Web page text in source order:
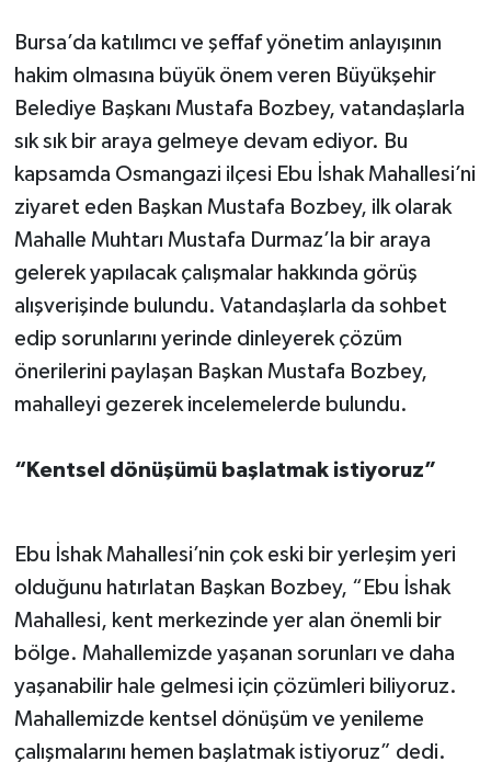
Bursa’da katılımcı ve şeffaf yönetim anlayışının
hakim olmasına büyük önem veren Büyükşehir
Belediye Başkanı Mustafa Bozbey, vatandaşlarla
sık sık bir araya gelmeye devam ediyor. Bu
kapsamda Osmangazi ilçesi Ebu İshak Mahallesi’ni
ziyaret eden Başkan Mustafa Bozbey, ilk olarak
Mahalle Muhtarı Mustafa Durmaz’la bir araya
gelerek yapılacak çalışmalar hakkında görüş
alışverişinde bulundu. Vatandaşlarla da sohbet
edip sorunlarını yerinde dinleyerek çözüm
önerilerini paylaşan Başkan Mustafa Bozbey,
mahalleyi gezerek incelemelerde bulundu.
“Kentsel dönüşümü başlatmak istiyoruz”
Ebu İshak Mahallesi’nin çok eski bir yerleşim yeri
olduğunu hatırlatan Başkan Bozbey, “Ebu İshak
Mahallesi, kent merkezinde yer alan önemli bir
bölge. Mahallemizde yaşanan sorunları ve daha
yaşanabilir hale gelmesi için çözümleri biliyoruz.
Mahallemizde kentsel dönüşüm ve yenileme
çalışmalarını hemen başlatmak istiyoruz” dedi.